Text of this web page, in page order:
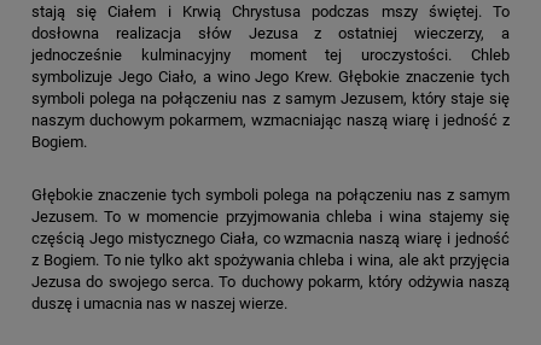
stają się Ciałem i Krwią Chrystusa podczas mszy świętej. To
dosłowna realizacja słów Jezusa z ostatniej wieczerzy, a
jednocześnie kulminacyjny moment tej uroczystości. Chleb
symbolizuje Jego Ciało, a wino Jego Krew. Głębokie znaczenie tych
symboli polega na połączeniu nas z samym Jezusem, który staje się
naszym duchowym pokarmem, wzmacniając naszą wiarę i jedność z
Bogiem.
Głębokie znaczenie tych symboli polega na połączeniu nas z samym
Jezusem. To w momencie przyjmowania chleba i wina stajemy się
częścią Jego mistycznego Ciała, co wzmacnia naszą wiarę i jedność
z Bogiem. To nie tylko akt spożywania chleba i wina, ale akt przyjęcia
Jezusa do swojego serca. To duchowy pokarm, który odżywia naszą
duszę i umacnia nas w naszej wierze.